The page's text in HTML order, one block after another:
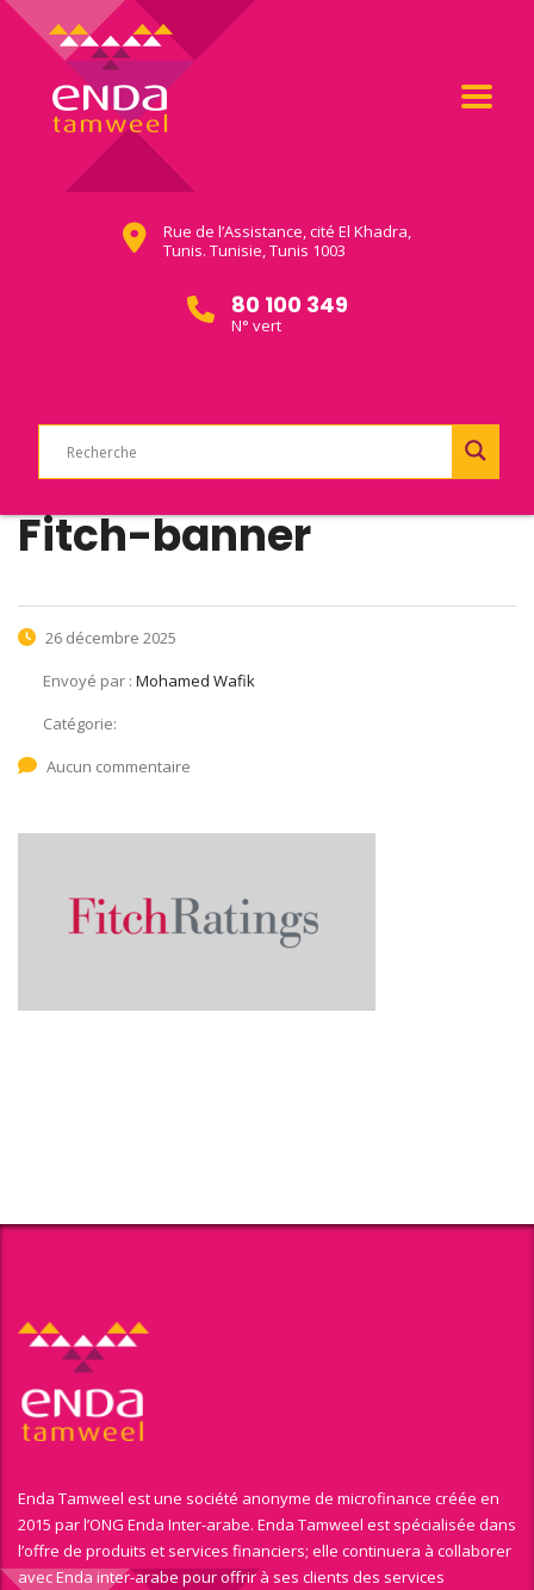
Rue de l’Assistance, cité El Khadra,
Tunis. Tunisie, Tunis 1003
80 100 349
N° vert
Fitch-banner
26 décembre 2025
Envoyé par : Mohamed Wafik
Catégorie:
Aucun commentaire
Enda Tamweel est une société anonyme de microfinance créée en
2015 par l’ONG Enda Inter-arabe. Enda Tamweel est spécialisée dans
l’offre de produits et services financiers; elle continuera à collaborer
avec Enda inter-arabe pour offrir à ses clients des services